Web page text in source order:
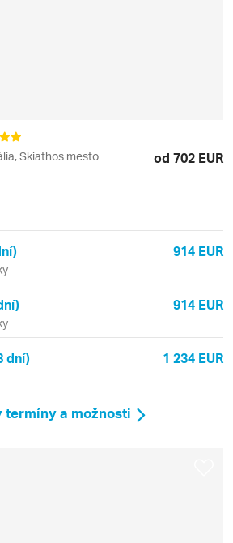
Skiathos mesto od 702 EUR
914 EUR
914 EUR
dní) 1 234 EUR
termíny a možnosti